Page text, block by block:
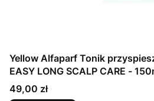
Yellow Alfaparf Tonik
EASY LONG SCALP CARE -
Cena
49,00 zł